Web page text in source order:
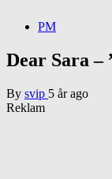
PM
Dear Sara –
By svip 5 år ago
Reklam